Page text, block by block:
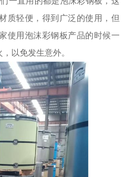
质轻便，得到广泛的使用，但
使用泡沫彩钢板产品的时候一
以免发生意外。